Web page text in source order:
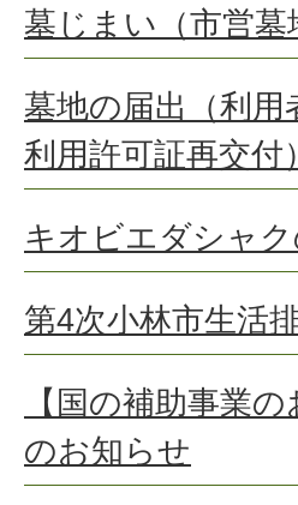
墓じまい（市営
墓地の届出（利用
利用許可証再交付
キオビエダシャ
第4次小林市生活
【国の補助事業
のお知らせ